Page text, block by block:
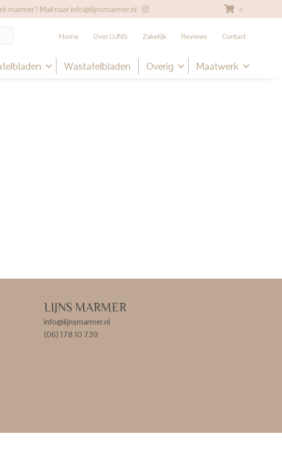
marmer? Mail naarinfo@lijnsmarmer.nl 0
Home Over LIJNS Zakelijk Reviews Contact
Wastafelbladen Overig Maatwerk
LIJNS MARMER
info@lijnsmarmer.nl
(06) 178 10 739